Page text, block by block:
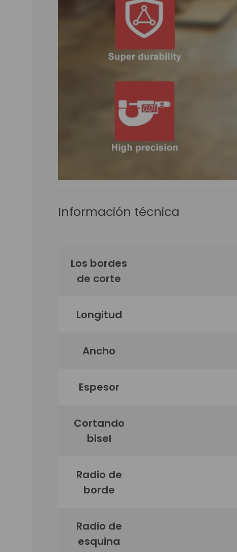
Información técnica
Los bordes
de corte
Longitud
Ancho
Espesor
Cortando
bisel
Radio de
borde
Radio de
esquina